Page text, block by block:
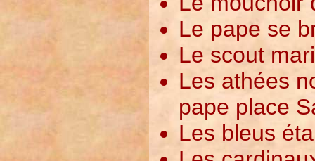
Le pape se
Le scout
Les athées
pape place
Les bleus